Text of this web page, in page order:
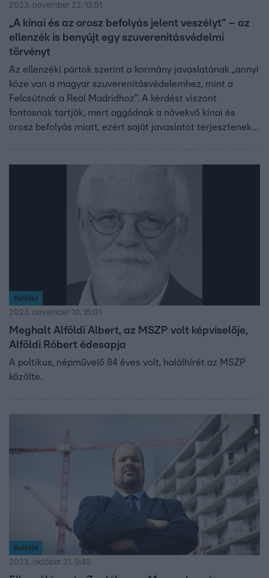
2023. november 22. 13:51
„A kínai és az orosz befolyás jelent veszélyt” – az
ellenzék is benyújt egy szuverenitásvédelmi
törvényt
Az ellenzéki pártok szerint a kormány javaslatának „annyi
köze van a magyar szuverenitásvédelemhez, mint a
Felcsútnak a Real Madridhoz”. A kérdést viszont
fontosnak tartják, mert aggódnak a növekvő kínai és
orosz befolyás miatt, ezért saját javaslatot terjesztenek
Belföld
2023. november 10. 15:01
Meghalt Alföldi Albert, az MSZP volt képviselője,
Alföldi Róbert édesapja
A poltikus, népművelő 84 éves volt, halálhírét az MSZP
közölte.
Belföld
2023. október 31. 9:45